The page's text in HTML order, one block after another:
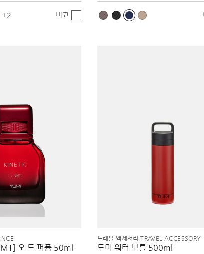
2 비교
오 드 퍼퓸 50ml
트래블 액세서리 TRAVEL ACCESSORY
투미 워터 보틀 500ml